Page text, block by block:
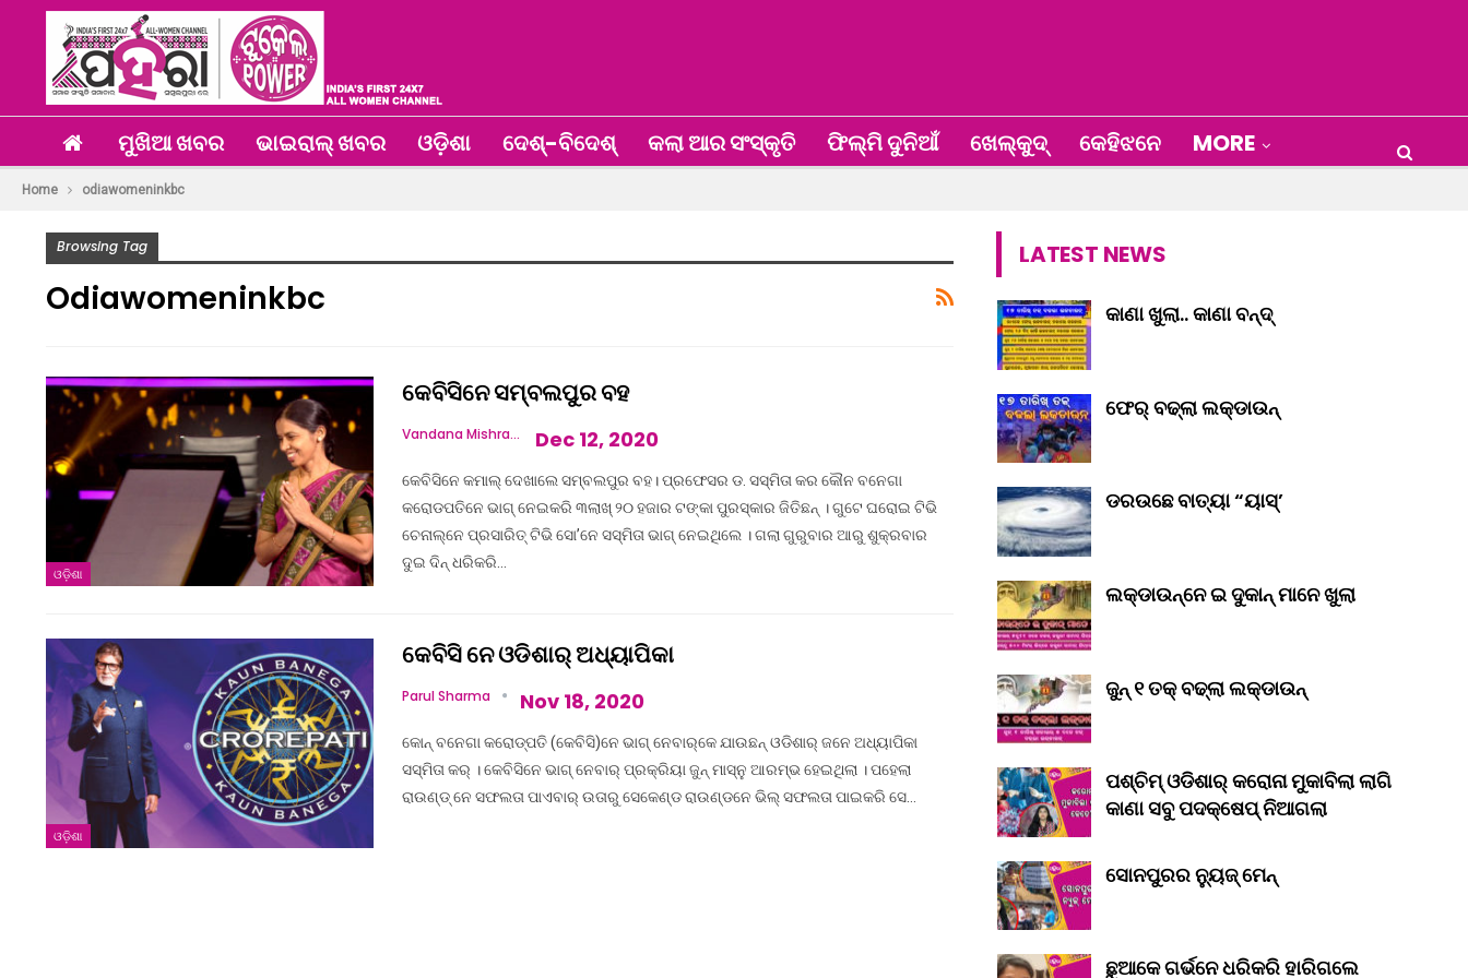
ମୁଖିଆ ଖବର ଭାଇରାଲ୍ ଖବର ଓଡ଼ିଶା ଦେଶ୍‌-ବିଦେଶ୍‌ କଲା ଆର ସଂସ୍କୃତି ଫିଲ୍ମି ଦୁନିଆଁ ଖେଲ୍‌କୁଦ୍‌ କେହିଝନେ MORE
Home odiawomeninkbc
Browsing Tag
Odiawomeninkbc
ଓଡ଼ିଶା
କେବିସିନେ ସମ୍ବଲପୁର ବହ
Vandana Mishra Dec 12, 2020
କେବିସିନେ କମାଲ୍ ଦେଖାଲେ ସମ୍ବଲପୁର ବହ। ପ୍ରଫେସର ଡ. ସସ୍ମିତା କର କୌନ ବନେଗା
କରୋଡପତିନେ ଭାଗ୍ ନେଇକରି ୩ଲାଖ୍ ୨୦ ହଜାର ଟଙ୍କା ପୁରସ୍କାର ଜିତିଛନ୍ । ଗୁଟେ ଘରୋଇ ଟିଭି
ଚେନାଲ୍‌ନେ ପ୍ରସାରିତ୍ ଟିଭି ସୋ’ନେ ସସ୍ମିତା ଭାଗ୍ ନେଇଥିଲେ । ଗଲା ଗୁରୁବାର ଆରୁ ଶୁକ୍ରବାର
ଦୁଇ ଦିନ୍ ଧରିକରି…
ଓଡ଼ିଶା
କେବିସି ନେ ଓଡିଶାର୍‌ ଅଧ୍ୟାପିକା
Parul Sharma Nov 18, 2020
କୋନ୍‌ ବନେଗା କରୋଡ୍‌ପତି (କେବିସି)ନେ ଭାଗ୍‌ ନେବାର୍‌କେ ଯାଉଛନ୍‌ ଓଡିଶାର୍‌ ଜନେ ଅଧ୍ୟାପିକା
ସସ୍ମିତା କର୍‌ । କେବିସିନେ ଭାଗ୍‌ ନେବାର୍‌ ପ୍ରକ୍ରିୟା ଜୁନ୍ ମାସ୍‌‌ନୁ ଆରମ୍ଭ ହେଇଥିଲା । ପହେଲା
ରାଉଣ୍ଡ୍‌ ନେ ସଫଲତା ପାଏବାର୍‌ ଉତାରୁ ସେକେଣ୍ଡ ରାଉଣ୍ଡନେ ଭିଲ୍‌ ସଫଲତା ପାଇକରି ସେ…
LATEST NEWS
କାଣା ଖୁଲା.. କାଣା ବନ୍ଦ୍‌
ଫେର୍ ବଢ୍‌ଲା ଲକ୍‌ଡାଉନ୍‌
ଡରଉଛେ ବାତ୍ୟା “ୟାସ୍‌’
ଲକ୍‌ଡାଉନ୍‌ନେ ଇ ଦୁକାନ୍ ମାନେ ଖୁଲା
ଜୁନ୍ ୧ ତକ୍ ବଢ୍‌ଲା ଲକ୍‌ଡାଉନ୍‌
ପଶ୍ଚିମ୍ ଓଡିଶାର୍ କରୋନା ମୁକାବିଲା ଲାଗି
କାଣା ସବୁ ପଦକ୍ଷେପ୍ ନିଆଗଲା
ସୋନପୁରର ନ୍ୟୁଜ୍ ମେନ୍
ଛୁଆକେ ଗର୍ଭନେ ଧରିକରି ହାରିଗଲେ